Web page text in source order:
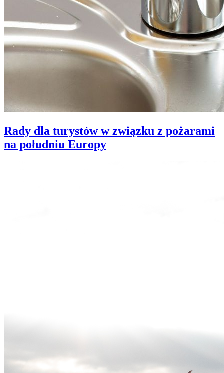
Rady dla turystów w związku z pożarami
na południu Europy